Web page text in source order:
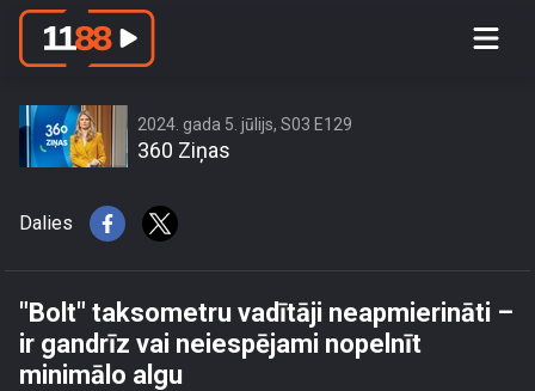
\"Bolt\" taksometru vadītāji
neiespējami nopelnīt minimālo algu
2024. gada 5. jūlijs, S03 E129
360 Ziņas
Dalies
"Bolt" taksometru vadītāji neapmierināti –
ir gandrīz vai neiespējami nopelnīt
minimālo algu